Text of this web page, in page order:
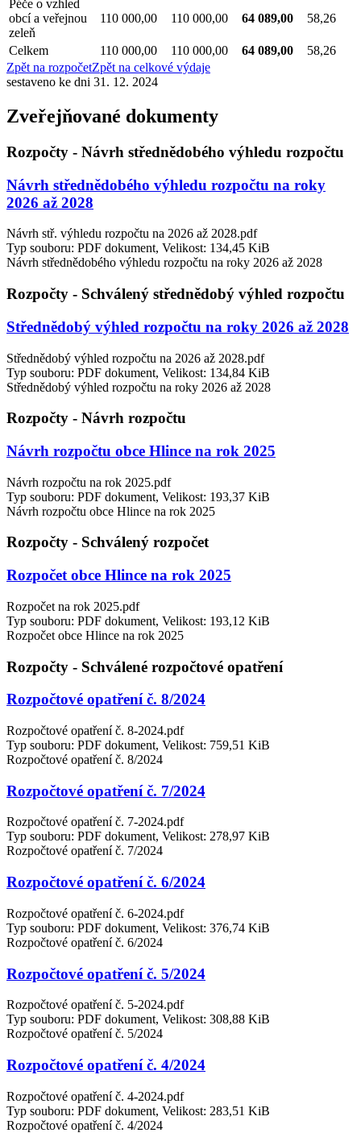
Péče o vzhled
obcí a veřejnou
zeleň
110 000,00 110 000,00 64 089,00 58,26
Celkem 110 000,00 110 000,00 64 089,00
58,26
Zpět na rozpočetZpět na celkové výdaje
sestaveno ke dni 31. 12. 2024
Zveřejňované dokumenty
Rozpočty - Návrh střednědobého výhledu rozpočtu
Návrh střednědobého výhledu rozpočtu na roky
2026 až 2028
Návrh stř. výhledu rozpočtu na 2026 až 2028.pdf
Typ souboru: PDF dokument, Velikost: 134,45 KiB
Návrh střednědobého výhledu rozpočtu na roky 2026 až 2028
Rozpočty - Schválený střednědobý výhled rozpočtu
Střednědobý výhled rozpočtu na roky 2026 až 2028
Střednědobý výhled rozpočtu na 2026 až 2028.pdf
Typ souboru: PDF dokument, Velikost: 134,84 KiB
Střednědobý výhled rozpočtu na roky 2026 až 2028
Rozpočty - Návrh rozpočtu
Návrh rozpočtu obce Hlince na rok 2025
Návrh rozpočtu na rok 2025.pdf
Typ souboru: PDF dokument, Velikost: 193,37 KiB
Návrh rozpočtu obce Hlince na rok 2025
Rozpočty - Schválený rozpočet
Rozpočet obce Hlince na rok 2025
Rozpočet na rok 2025.pdf
Typ souboru: PDF dokument, Velikost: 193,12 KiB
Rozpočet obce Hlince na rok 2025
Rozpočty - Schválené rozpočtové opatření
Rozpočtové opatření č. 8/2024
Rozpočtové opatření č. 8-2024.pdf
Typ souboru: PDF dokument, Velikost: 759,51 KiB
Rozpočtové opatření č. 8/2024
Rozpočtové opatření č. 7/2024
Rozpočtové opatření č. 7-2024.pdf
Typ souboru: PDF dokument, Velikost: 278,97 KiB
Rozpočtové opatření č. 7/2024
Rozpočtové opatření č. 6/2024
Rozpočtové opatření č. 6-2024.pdf
Typ souboru: PDF dokument, Velikost: 376,74 KiB
Rozpočtové opatření č. 6/2024
Rozpočtové opatření č. 5/2024
Rozpočtové opatření č. 5-2024.pdf
Typ souboru: PDF dokument, Velikost: 308,88 KiB
Rozpočtové opatření č. 5/2024
Rozpočtové opatření č. 4/2024
Rozpočtové opatření č. 4-2024.pdf
Typ souboru: PDF dokument, Velikost: 283,51 KiB
Rozpočtové opatření č. 4/2024